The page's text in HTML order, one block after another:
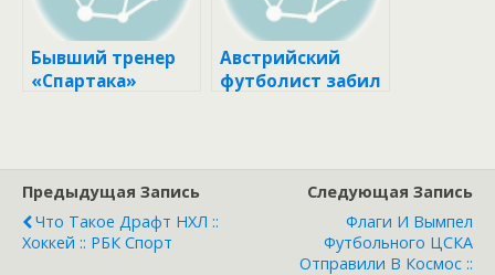
Бывший тренер
«Спартака»
РБК Спорт
Австрийский
футболист забил
Предыдущая Запись
Что Такое Драфт НХЛ ::
Хоккей :: РБК Спорт
Следующая Запись
Флаги И Вымпел
Футбольного ЦСКА
Отправили В Космос ::